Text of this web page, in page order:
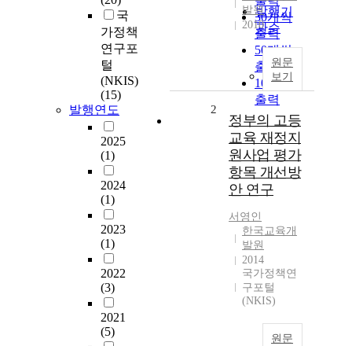
국
가정책
연구포
털
(NKIS)
(15)
발행연도
2025
(1)
2024
(1)
2023
(1)
2022
(3)
2021
(5)
발행기
관순
30개씩
출력
50개씩
출력
100개씩
출력
발원
2010
원문
보기
2
정부의 고등
교육 재정지
원사업 평가
항목 개선방
안 연구
서영인
한국교육개
발원
2014
국가정책연
구포털
(NKIS)
원문